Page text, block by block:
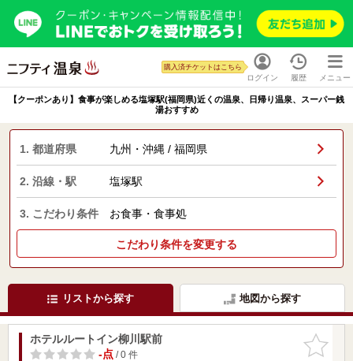
ログイン
購入済チケットはこちら
履歴 メニュー
【クーポンあり】食事が楽しめる塩塚駅(福岡県)近くの温泉、日帰り温泉、スーパー銭
湯おすすめ
1. 都道府県 九州・沖縄 / 福岡県
2. 沿線・駅 塩塚駅
3. こだわり条件 お食事・食事処
こだわり条件を変更する
リストから探す 地図から探す
お気に入
りに追加
ホテルルートイン柳川駅前
-点/ 0 件